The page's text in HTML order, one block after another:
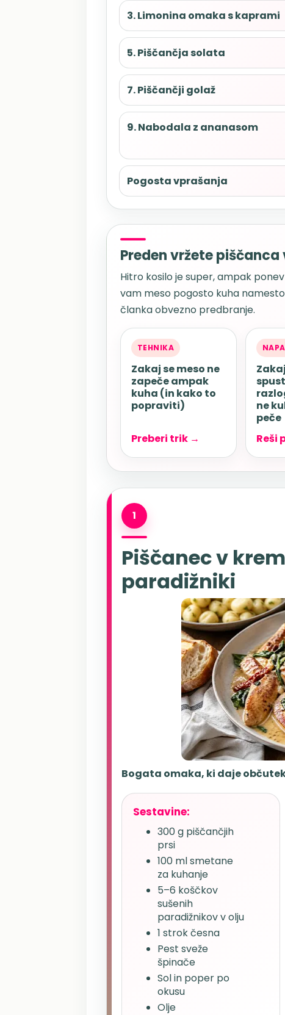
3. Limonina omaka s kaprami
5. Piščančja solata
7. Piščančji golaž
9. Nabodala z ananasom
Pogosta vprašanja
Preden vržete piščanca
Hitro kosilo je super, ampak
vam meso pogosto kuha
članka obvezno predbranje.
TEHNIKA
Zakaj se meso ne
zapeče ampak
kuha (in kako to
popraviti)
Preberi trik →
ne
peče
Reši
1
Piščanec v
paradižniki
Bogata omaka, ki daje
Sestavine:
300 g piščančjih
prsi
100 ml smetane
za kuhanje
5–6 koščkov
sušenih
paradižnikov v olju
1 strok česna
Pest sveže
špinače
Sol in poper po
okusu
Olje